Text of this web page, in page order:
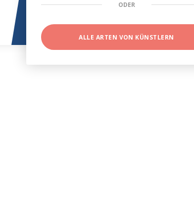
ODER
ALLE ARTEN VON KÜNSTLERN